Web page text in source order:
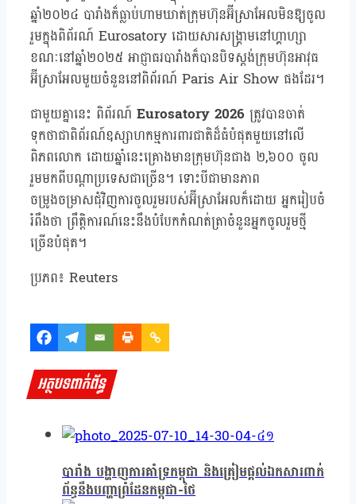
ឆ្នាំ២០២៤ បារាំងក៏ធ្លាប់ហាមឃាត់ក្រុមហ៊ុនអ៊ីស្រាអែលមិនឱ្យចូល
រួមក្នុងពិព័រណ៍ Eurosatory ដោយសារសង្គ្រាមនៅហ្គាហ្សា
ខណៈនៅឆ្នាំ២០២៥ អាជ្ញាធរបារាំងក៏បានបិទស្តង់ក្រុមហ៊ុនអាវុធ
អ៊ីស្រាអែលមួយចំនួននៅពិព័រណ៍ Paris Air Show ផងដែរ។
ជាមួយគ្នានេះ ពិព័រណ៍ Eurosatory 2026 ត្រូវបានចាត់
ទុកថាជាពិព័រណ៍ឧស្សាហកម្មការពារជាតិដ៏ធំបំផុតមួយនៅលើ
ពិភពលោក ដោយឆ្នាំនេះគ្រោងមានក្រុមហ៊ុនជាង ២,៦០០ ចូល
រួមមកពីបណ្តាប្រទេសជាច្រើន។ ទោះបីជាមានភាព
ចម្រូងចម្រាសជុំវិញការចូលរួមរបស់អ៊ីស្រាអែលក៏ដោយ អ្នករៀបចំ
រំពឹងថា ព្រឹត្តិការណ៍នេះនឹងបំបែកកំណត់ត្រាចំនួនអ្នកចូលរួមថ្មី
ច្រើនបំផុត។
ប្រភព៖ Reuters
អត្ថបទពាក់ព័ន្ធ
បារាំង បង្ហាញការគាំទ្រកម្ពុជា និងត្រៀមផ្តល់ឯកសារពាក់
ព័ន្ធនឹងបញ្ហាព្រំដែនកម្ពុជា-ថៃ